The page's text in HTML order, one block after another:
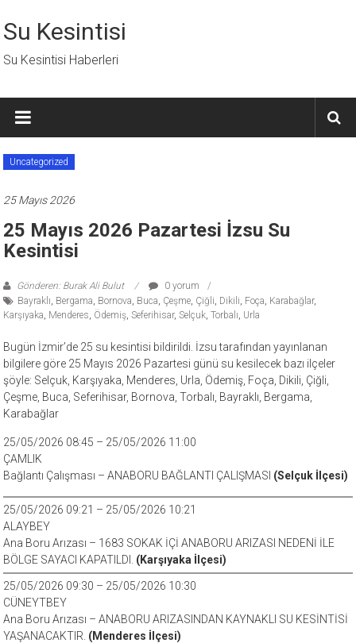
geç
Su Kesintisi
Su Kesintisi Haberleri
Uncategorized
25 Mayıs 2026
25 Mayıs 2026 Pazartesi İzsu Su
Kesintisi
Gönderen: Burak Ali Bulut
0 yorum
Bayraklı, Bergama, Bornova, Buca, Çeşme, Çiğli, Dikili, Foça, Karabağlar,
Karşıyaka, Menderes, Ödemiş,Seferihisar,Selçuk,Torbalı, Urla
Bugün İzmir’de 25 su kesintisi bildirildi. İzsu tarafından yayınlanan
bilgilere göre 25 Mayıs 2026 Pazartesi günü su kesilecek bazı ilçeler
şöyle: Selçuk, Karşıyaka, Menderes, Urla, Ödemiş, Foça, Dikili, Çiğli,
Çeşme, Buca, Seferihisar, Bornova, Torbalı, Bayraklı, Bergama,
Karabağlar
25/05/2026 08:45 – 25/05/2026 11:00
ÇAMLIK
Bağlantı Çalışması – ANABORU BAĞLANTI ÇALIŞMASI (Selçuk İlçesi)
25/05/2026 09:21 – 25/05/2026 10:21
ALAYBEY
Ana Boru Arızası – 1683 SOKAK İÇİ ANABORU ARIZASI NEDENİ İLE
BÖLGE SAYACI KAPATILDI. (Karşıyaka İlçesi)
25/05/2026 09:30 – 25/05/2026 10:30
CÜNEYTBEY
Ana Boru Arızası – ANABORU ARIZASINDAN KAYNAKLI SU KESİNTİSİ
YAŞANACAKTIR. (Menderes İlçesi)